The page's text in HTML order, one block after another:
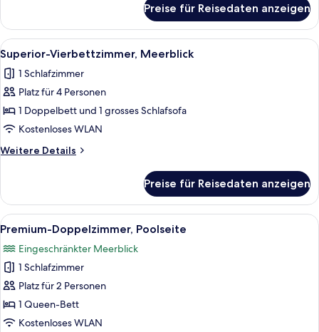
Dreibettzimmer,
Meerblick
Preise für Reisedaten anzeigen
Alle
Fotos
für
Superior-
Vierbettzimmer,
Meerblick
anzeigen
Ein Hotelzimmer mit Bett,
4
Superior-Vierbettzimmer, Meerblick
1 Schlafzimmer
Platz für 4 Personen
1 Doppelbett und 1 grosses Schlafsofa
Kostenloses WLAN
Weitere Details
Weitere
Vierbettzimmer,
Meerblick
Preise für Reisedaten anzeigen
Alle
Fotos
für
Premium-
Doppelzimmer,
Poolseite
anzeigen
Eine Poolliege mit Blick auf die
5
Premium-Doppelzimmer, Poolseite
Eingeschränkter Meerblick
1 Schlafzimmer
Platz für 2 Personen
1 Queen-Bett
Kostenloses WLAN